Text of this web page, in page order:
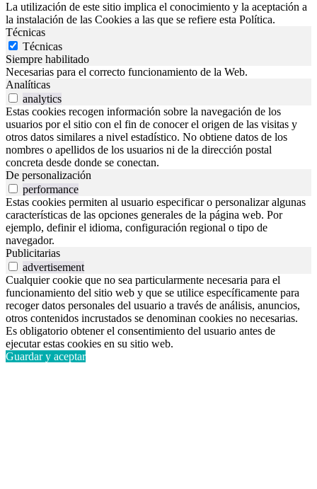
La utilización de este sitio implica el conocimiento y la aceptación a
la instalación de las Cookies a las que se refiere esta Política.
Técnicas
Técnicas
Siempre habilitado
Necesarias para el correcto funcionamiento de la Web.
Analíticas
analytics
Estas cookies recogen información sobre la navegación de los
usuarios por el sitio con el fin de conocer el origen de las visitas y
otros datos similares a nivel estadístico. No obtiene datos de los
nombres o apellidos de los usuarios ni de la dirección postal
concreta desde donde se conectan.
De personalización
performance
Estas cookies permiten al usuario especificar o personalizar algunas
características de las opciones generales de la página web. Por
ejemplo, definir el idioma, configuración regional o tipo de
navegador.
Publicitarias
advertisement
Cualquier cookie que no sea particularmente necesaria para el
funcionamiento del sitio web y que se utilice específicamente para
recoger datos personales del usuario a través de análisis, anuncios,
otros contenidos incrustados se denominan cookies no necesarias.
Es obligatorio obtener el consentimiento del usuario antes de
ejecutar estas cookies en su sitio web.
Guardar y aceptar